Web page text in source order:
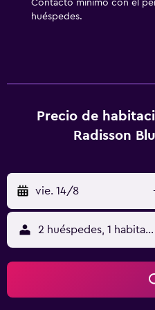
Contacto mínimo con el
huéspedes.
Precio de
Radisson
vie. 14/8
2 huéspedes, 1